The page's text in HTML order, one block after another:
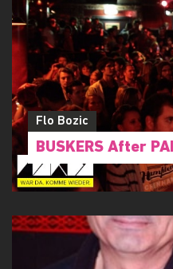
Flo Bozic
BUSKERS After